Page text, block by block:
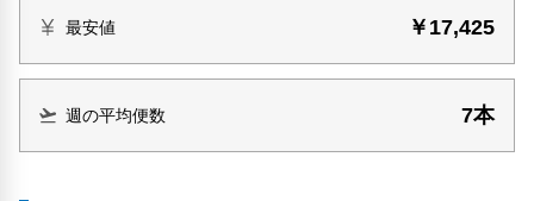
最安値 ￥17,425
週の平均便数 7本